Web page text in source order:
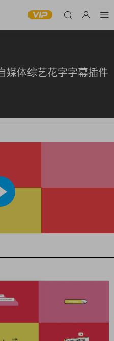
媒体综艺花字字幕插件